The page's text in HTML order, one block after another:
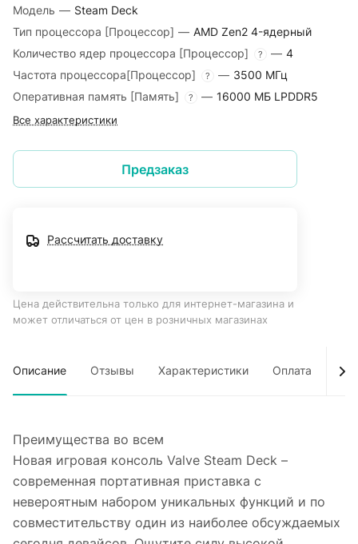
Модель — Steam Deck
Тип процессора [Процессор] — AMD Zen2 4-ядерный
Количество ядер процессора [Процессор]
? — 4
Частота процессора[Процессор]
? — 3500 МГц
Оперативная память [Память]
? — 16000 МБ LPDDR5
Все характеристики
Предзаказ
Рассчитать доставку
Цена действительна только для интернет-магазина и
может отличаться от цен в розничных магазинах
Описание Отзывы Характеристики Оплата
Преимущества во всем
Новая игровая консоль Valve Steam Deck –
современная портативная приставка с
невероятным набором уникальных функций и по
совместительству один из наиболее обсуждаемых